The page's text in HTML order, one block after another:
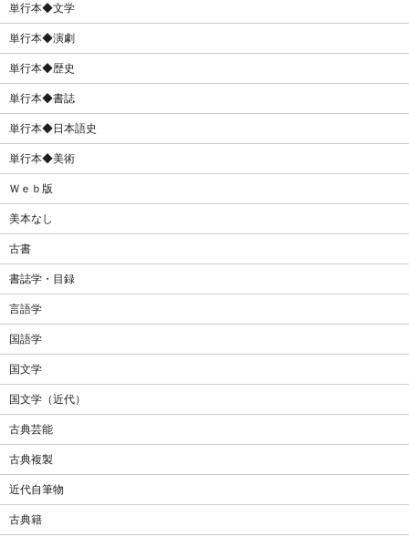
単行本◆文学
単行本◆演劇
単行本◆歴史
単行本◆書誌
単行本◆日本語史
単行本◆美術
Ｗｅｂ版
美本なし
古書
書誌学・目録
言語学
国語学
国文学
国文学（近代）
古典芸能
古典複製
近代自筆物
古典籍